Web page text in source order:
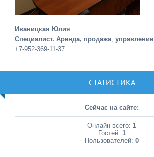
Иваницкая Юлия
Специалист. Аренда, продажа управление
+7-952-369-11-37
СТАТИСТИКА
Сейчас на сайте:
Онлайн всего: 1
Гостей: 1
Пользователей: 0